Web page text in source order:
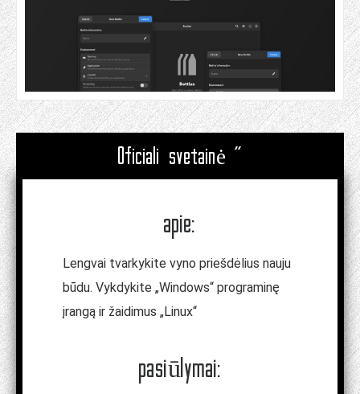
Oficiali svetainė "
apie:
Lengvai tvarkykite vyno priešdėlius nauju
būdu. Vykdykite „Windows“ programinę
įrangą ir žaidimus „Linux“
pasiūlymai: